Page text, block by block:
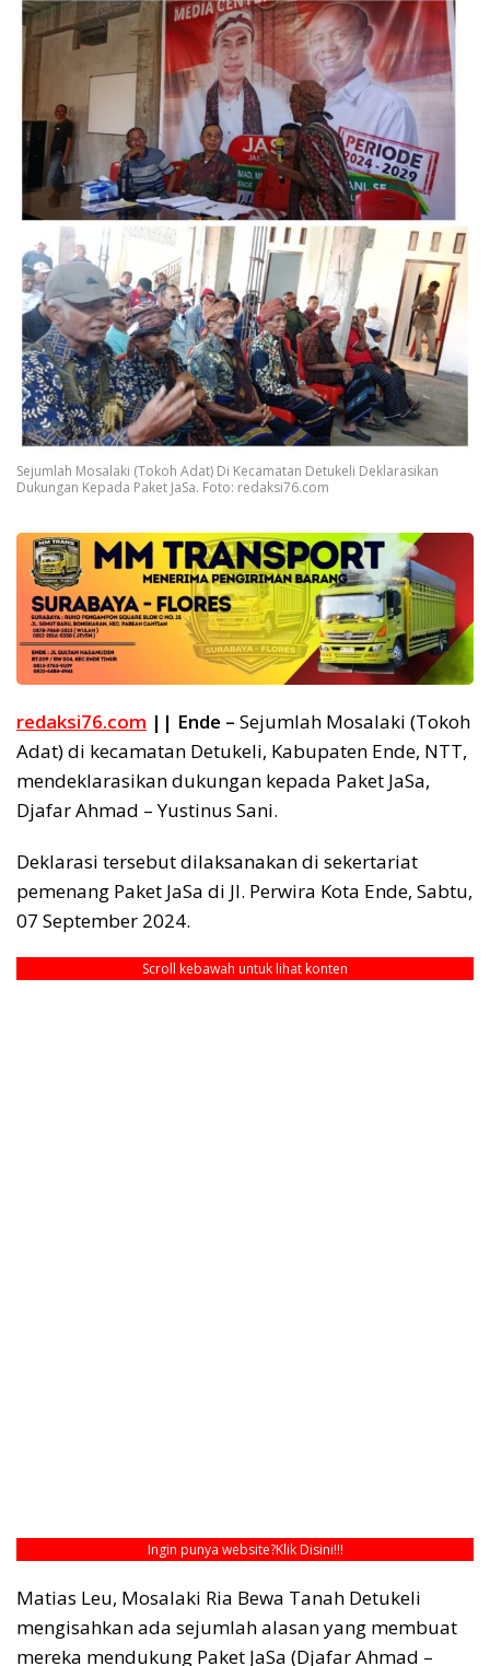
Sejumlah Mosalaki (Tokoh Adat) Di Kecamatan Detukeli Deklarasikan
Dukungan Kepada Paket JaSa. Foto: redaksi76.com
redaksi76.com || Ende – Sejumlah Mosalaki (Tokoh
Adat) di kecamatan Detukeli, Kabupaten Ende, NTT,
mendeklarasikan dukungan kepada Paket JaSa,
Djafar Ahmad – Yustinus Sani.
Deklarasi tersebut dilaksanakan di sekertariat
pemenang Paket JaSa di Jl. Perwira Kota Ende, Sabtu,
07 September 2024.
Scroll kebawah untuk lihat konten
Ingin punya website?Klik Disini!!!
Matias Leu, Mosalaki Ria Bewa Tanah Detukeli
mengisahkan ada sejumlah alasan yang membuat
mereka mendukung Paket JaSa (Djafar Ahmad –